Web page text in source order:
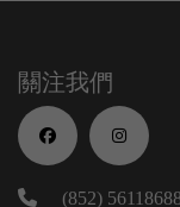
關注我們
(852)